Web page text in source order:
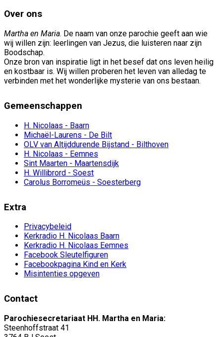
Over ons
Martha en Maria. De naam van onze parochie geeft aan wie
wij willen zijn: leerlingen van Jezus, die luisteren naar zijn
Boodschap.
Onze bron van inspiratie ligt in het besef dat ons leven heilig
en kostbaar is. Wij willen proberen het leven van alledag te
verbinden met het wonderlijke mysterie van ons bestaan.
Gemeenschappen
H. Nicolaas - Baarn
Michaël-Laurens - De Bilt
OLV van Altijddurende Bijstand - Bilthoven
H. Nicolaas - Eemnes
Sint Maarten - Maartensdijk
H. Willibrord - Soest
Carolus Borromeüs - Soesterberg
Extra
Privacybeleid
Kerkradio H. Nicolaas Baarn
Kerkradio H. Nicolaas Eemnes
Facebook Sleutelfiguren
Facebookpagina Kind en Kerk
Misintenties opgeven
Contact
Parochiesecretariaat HH. Martha en Maria:
Steenhoffstraat 41